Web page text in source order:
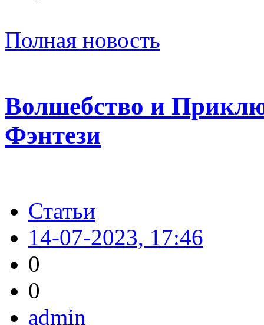
Полная новость
Волшебство и
Фэнтези
Статьи
14-07-2023, 17:46
0
0
admin